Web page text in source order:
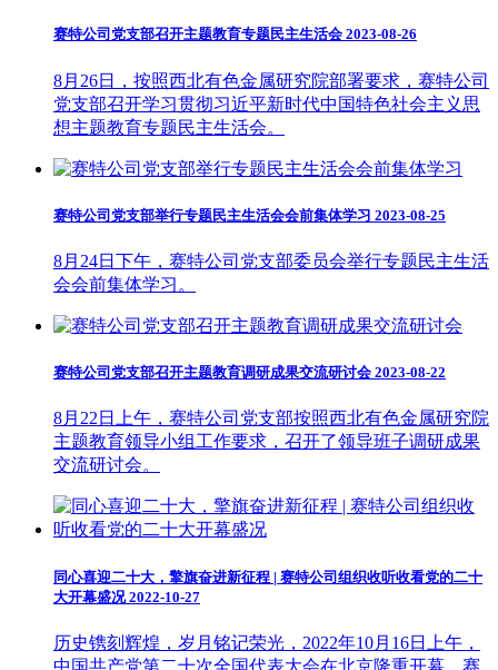
赛特公司党支部召开主题教育专题民主生活会 2023-08-26
8月26日，按照西北有色金属研究院部署要求，赛特公司
党支部召开学习贯彻习近平新时代中国特色社会主义思
想主题教育专题民主生活会。
赛特公司党支部举行专题民主生活会会前集体学习 2023-08-25
8月24日下午，赛特公司党支部委员会举行专题民主生活
会会前集体学习。
赛特公司党支部召开主题教育调研成果交流研讨会 2023-08-22
8月22日上午，赛特公司党支部按照西北有色金属研究院
主题教育领导小组工作要求，召开了领导班子调研成果
交流研讨会。
同心喜迎二十大，擎旗奋进新征程 | 赛特公司组织收听收看党的二十
大开幕盛况2022-10-27
历史镌刻辉煌，岁月铭记荣光，2022年10月16日上午，
中国共产党第二十次全国代表大会在北京隆重开幕，赛